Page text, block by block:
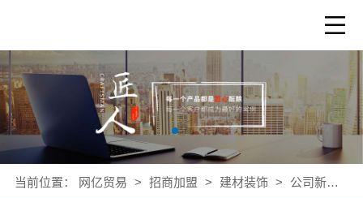
当前位置： 网亿贸易 > 招商加盟 > 建材装饰 > 公司新闻